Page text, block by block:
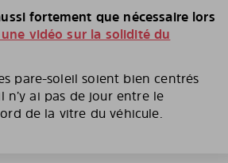
fortement que nécessaire lors
vidéo sur la solidité du
pare-soleil soient bien centrés
n’y ai pas de jour entre le
de la vitre du véhicule.